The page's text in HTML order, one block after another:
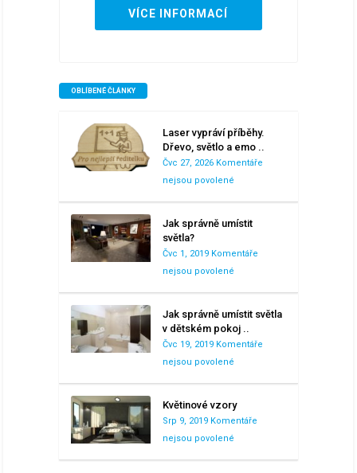
VÍCE INFORMACÍ
OBLÍBENÉ ČLÁNKY
Laser vypráví příběhy.
Dřevo, světlo a emo ..
Čvc 27, 2026 Komentáře
nejsou povolené
Laser
světlo
společnosti
KELVEL
Jak správně umístit
světla?
Čvc 1, 2019 Komentáře
nejsou povolené
názvem
Jak
Jak správně umístit světla
v dětském pokoj ..
Čvc 19, 2019 Komentáře
nejsou povolené
názvem
Květinové vzory
Srp 9, 2019 Komentáře
nejsou povolené